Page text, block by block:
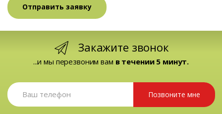
Закажите звонок
...и мы перезвоним вам в течении 5 минут.
Позвоните мне